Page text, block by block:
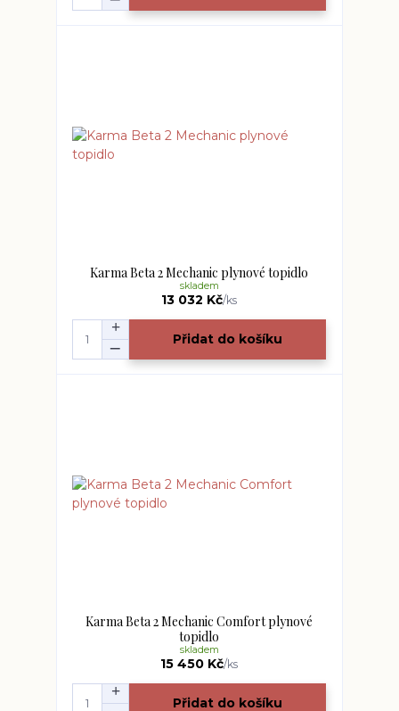
Karma Beta 2 Mechanic plynové topidlo
13 032 Kč/ks
skladem
Přidat do košíku
Karma Beta 2 Mechanic Comfort plynové
topidlo
15 450 Kč/ks
skladem
Přidat do košíku